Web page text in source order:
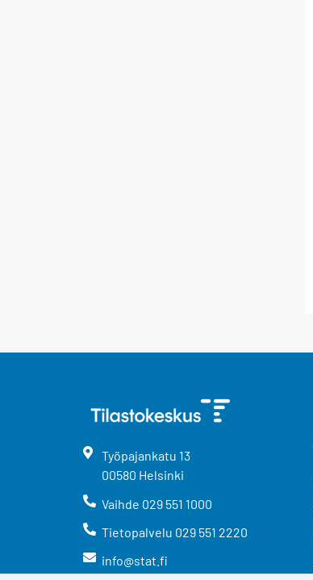
Työpajankatu 13
00580 Helsinki
Vaihde 029 551 1000
Tietopalvelu 029 551 2220
info@stat.fi